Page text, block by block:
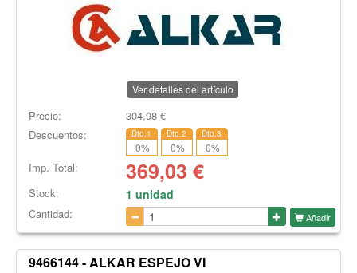
Ver detalles del artículo
Precio: 304,98€
Descuentos:
Dto.1
0%
Dto.2
0%
Dto.3
0%
Imp. Total: 369,03 €
Stock: 1 unidad
Cantidad: Añadir
9466144 - ALKAR ESPEJO VI